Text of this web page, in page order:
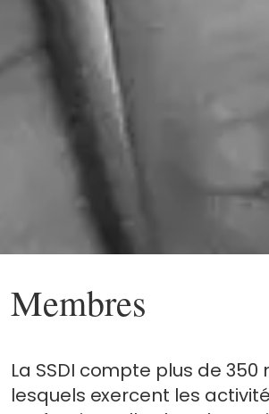
Membres
La SSDI compte plus de
lesquels exercent les